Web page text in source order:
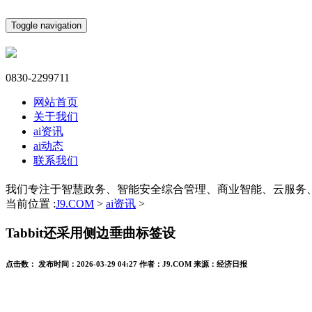
Toggle navigation
0830-2299711
网站首页
关于我们
ai资讯
ai动态
联系我们
我们专注于智慧政务、智能安全综合管理、商业智能、云服务
当前位置 :J9.COM > ai资讯 >
Tabbit还采用侧边垂曲标签设
点击数： 发布时间： 2026-03-29 04:27 作者： J9.COM 来源： 经济日报